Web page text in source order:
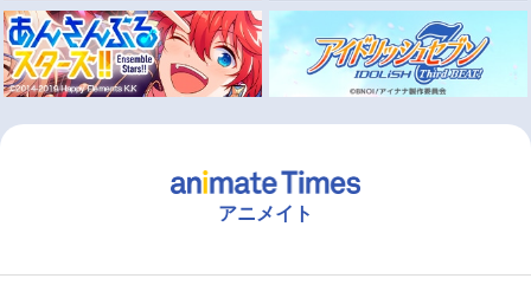
アニメイト